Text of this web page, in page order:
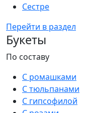
Сестре
Перейти в раздел
Букеты
По составу
С ромашками
С тюльпанами
С гипсофилой